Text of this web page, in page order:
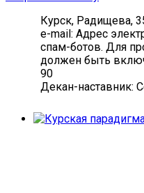
Курск, Радищева,
e-mail: Адрес
спам-ботов. Для
должен быть
90
Декан-наставник: